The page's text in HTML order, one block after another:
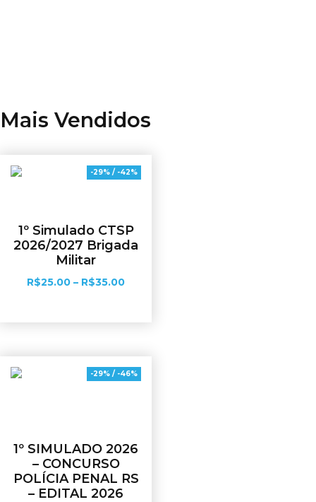
Mais Vendidos
-29% / -42%
1º Simulado CTSP
2026/2027 Brigada
Militar
R$25.00 – R$35.00
-29% / -46%
1º SIMULADO 2026
– CONCURSO
POLÍCIA PENAL RS
– EDITAL 2026